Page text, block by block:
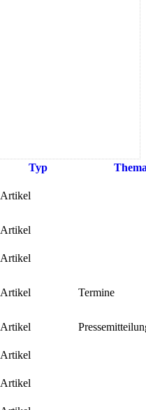
Typ
Artikel
Artikel
Artikel
Artikel Termine
Artikel
Artikel
Artikel